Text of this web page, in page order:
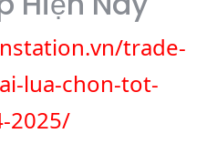
trade-
lua-chon-tot-
2025/